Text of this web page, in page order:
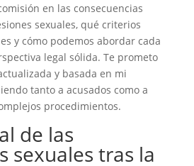
en las consecuencias
sexuales, qué criterios
y cómo podemos abordar cada
legal sólida. Te prometo
y basada en mi
tanto a acusados como a
procedimientos.
de las
sexuales tras la